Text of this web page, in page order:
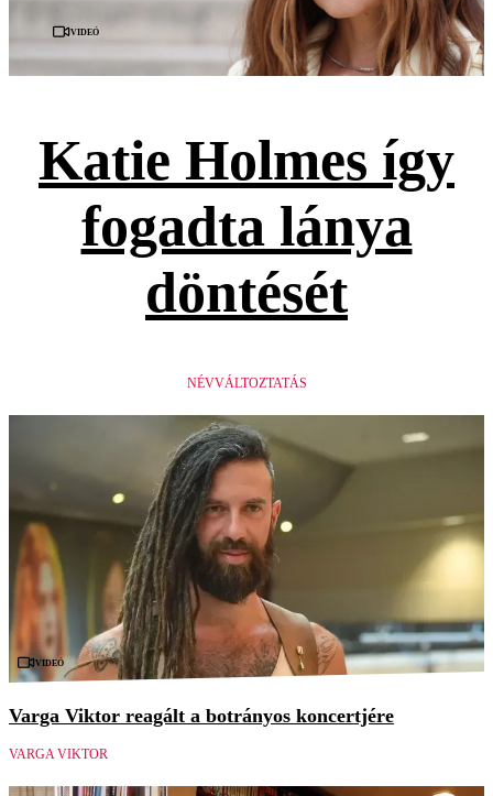
Videó
Katie Holmes így
fogadta lánya
döntését
NÉVVÁLTOZTATÁS
Videó
Varga Viktor reagált a botrányos koncertjére
VARGA VIKTOR